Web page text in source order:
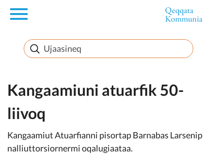
en
Innuttaasunut
Inuussutissarsiorneq
Politikki
Takornariat
Kangaamiuni atuarfik 50-
liivoq
Kangaamiut Atuarfianni pisortap Barnabas Larsenip
nalliuttorsiornermi oqalugiaataa.